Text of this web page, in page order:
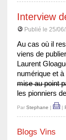
Interview
Publié le 25/
Au cas où il
viens de
Laurent
numérique et
mise au point
les pionniers
Par Stephane | |
Blogs Vins